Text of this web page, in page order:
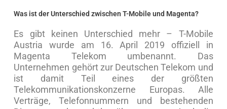
Was ist der Unterschied zwischen T-Mobile und Magenta?
Es gibt keinen Unterschied mehr – T-Mobile
Austria wurde am 16. April 2019 offiziell in
Magenta Telekom umbenannt. Das
Unternehmen gehört zur Deutschen Telekom und
ist damit Teil eines der größten
Telekommunikationskonzerne Europas. Alle
Verträge, Telefonnummern und bestehenden